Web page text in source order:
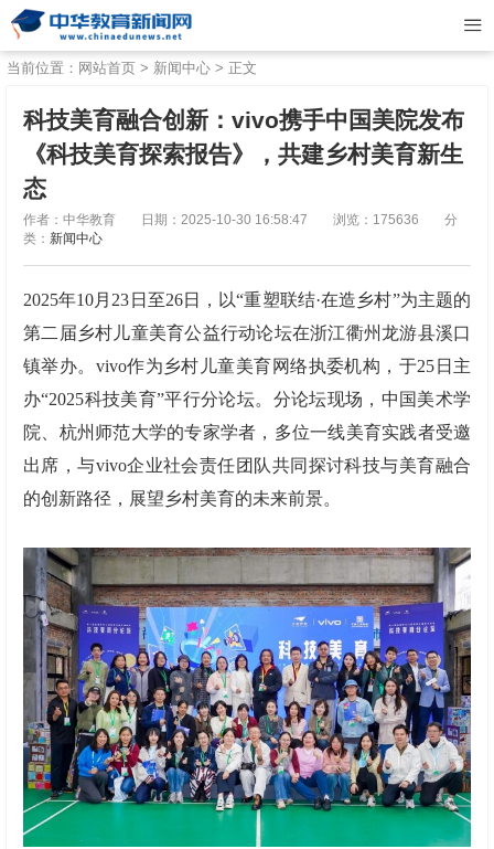
当前位置： 网站首页 > 新闻中心 > 正文
科技美育融合创新：vivo携手中国美院发布
《科技美育探索报告》，共建乡村美育新生
态
作者：中华教育 日期：2025-10-30 16:58:47 浏览：175636
分
类： 新闻中心
2025年10月23日至26日，以“重塑联结·在造乡村”为主题的
第二届乡村儿童美育公益行动论坛在浙江衢州龙游县溪口
镇举办。vivo作为乡村儿童美育网络执委机构，于25日主
办“2025科技美育”平行分论坛。分论坛现场，中国美术学
院、杭州师范大学的专家学者，多位一线美育实践者受邀
出席，与vivo企业社会责任团队共同探讨科技与美育融合
的创新路径，展望乡村美育的未来前景。